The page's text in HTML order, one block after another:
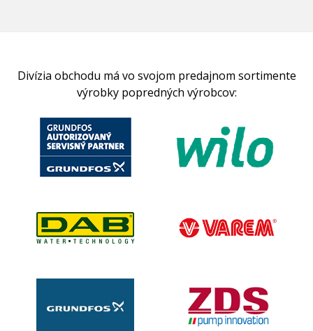
Divízia obchodu má vo svojom predajnom sortimente
výrobky popredných výrobcov: